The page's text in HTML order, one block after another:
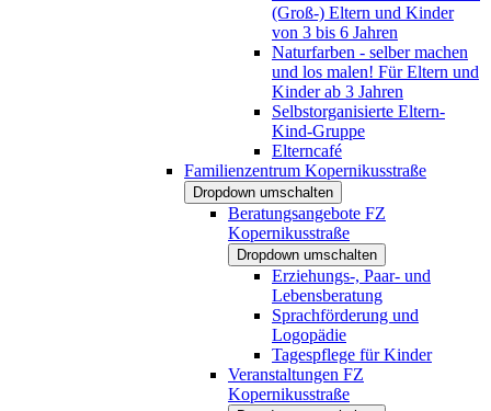
(Groß-) Eltern und Kinder
von 3 bis 6 Jahren
Naturfarben - selber machen
und los malen! Für Eltern und
Kinder ab 3 Jahren
Selbstorganisierte Eltern-
Kind-Gruppe
Elterncafé
Familienzentrum Kopernikusstraße
Dropdown umschalten
Beratungsangebote FZ
Kopernikusstraße
Dropdown umschalten
Erziehungs-, Paar- und
Lebensberatung
Sprachförderung und
Logopädie
Tagespflege für Kinder
Veranstaltungen FZ
Kopernikusstraße